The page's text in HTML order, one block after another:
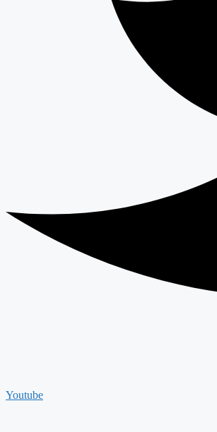
Youtube